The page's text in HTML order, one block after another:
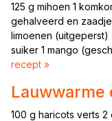
125 g mihoen 1
gehalveerd en
limoenen (uitgeperst)
suiker 1 mango
recept »
Lauwwarme
100 g haricots verts 2